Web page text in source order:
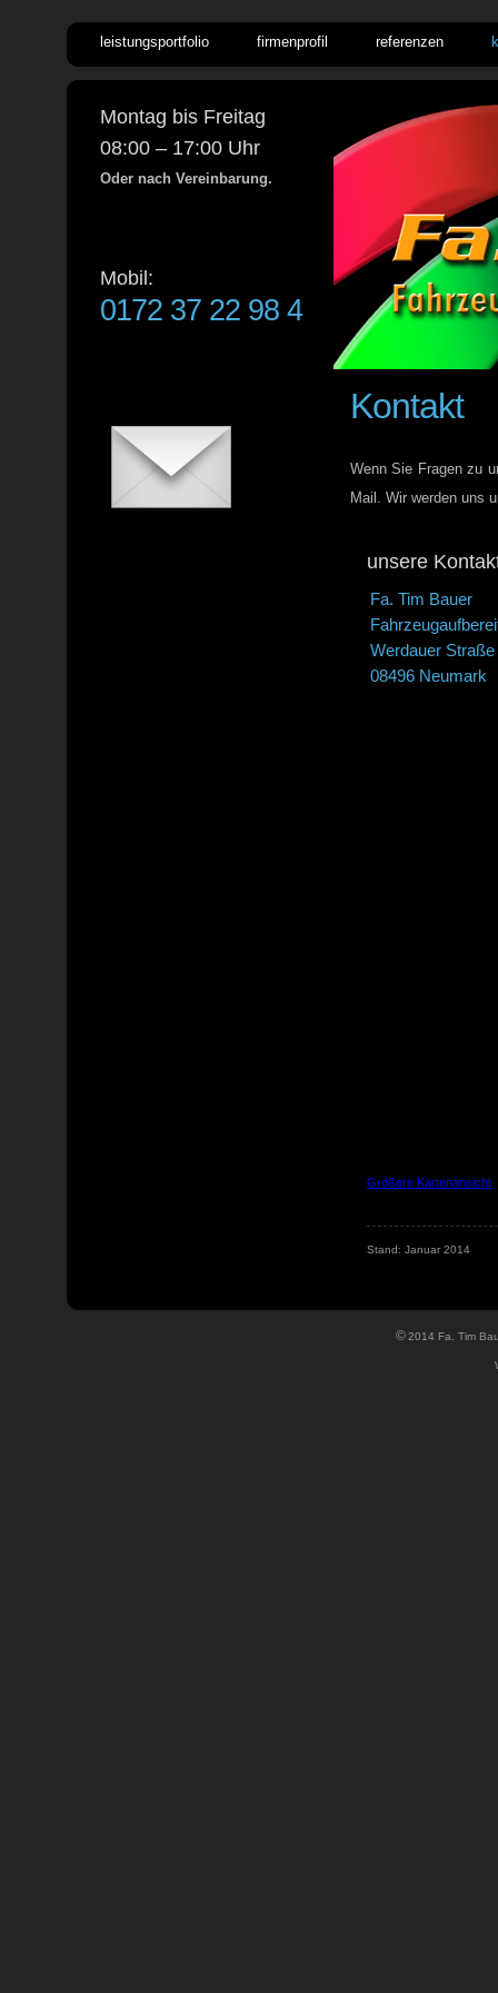
leistungsportfolio firmenprofil referenzen
Kontakt
Wenn Sie Fragen zu
Mail. Wir werden uns
unsere
Fa. Tim Bauer
Werdauer Straße
08496 Neumark
Größere Kartenansicht
Stand: Januar 2014
Montag bis Freitag
08:00 – 17:00 Uhr
Oder nach Vereinbarung.
Mobil:
0172 37 22 98 4
©2014 Fa. Tim